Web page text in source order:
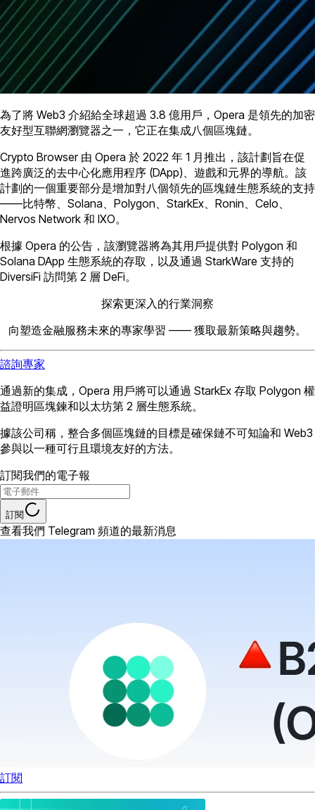
為了將 Web3 介紹給全球超過 3.8 億用戶，Opera 是領先的加密
友好型互聯網瀏覽器之一，它正在集成八個區塊鏈。
Crypto Browser 由 Opera 於 2022 年 1 月推出，該計劃旨在促
進跨廣泛的去中心化應用程序 (DApp)、遊戲和元界的導航。該
計劃的一個重要部分是增加對八個領先的區塊鏈生態系統的支持
——比特幣、Solana、Polygon、StarkEx、Ronin、Celo、
Nervos Network 和 IXO。
根據 Opera 的公告，該瀏覽器將為其用戶提供對 Polygon 和
Solana DApp 生態系統的存取，以及通過 StarkWare 支持的
DiversiFi 訪問第 2 層 DeFi。
探索更深入的行業洞察
向塑造金融服務未來的專家學習 —— 獲取最新策略與趨勢。
諮詢專家
通過新的集成，Opera 用戶將可以通過 StarkEx 存取 Polygon 權
益證明區塊鍊和以太坊第 2 層生態系統。
據該公司稱，整合多個區塊鏈的目標是確保鏈不可知論和 Web3
參與以一種可行且環境友好的方法。
訂閱我們的電子報
訂閱
查看我們 Telegram 頻道的最新消息
訂閱